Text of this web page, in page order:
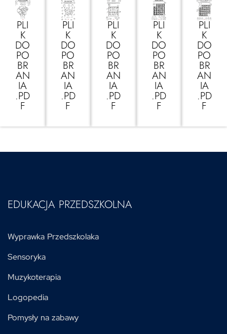
PLI
K
DO
PO
BR
AN
IA
.PD
F
PLI
K
DO
PO
BR
AN
IA
.PD
F
PLI
K
DO
PO
BR
AN
IA
.PD
F
PLI
K
DO
PO
BR
AN
IA
.PD
F
PLI
K
DO
PO
BR
AN
IA
.PD
F
EDUKACJA PRZEDSZKOLNA
Wyprawka Przedszkolaka
Sensoryka
Muzykoterapia
Logopedia
Pomysły na zabawy